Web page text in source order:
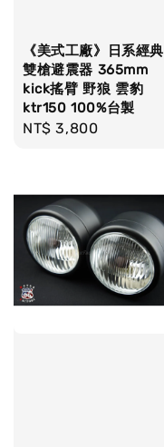
《美式工廠》日系經典
雙槍避震器 365mm
kick搖臂 野狼 雲豹
ktr150 100%台製
Regular
NT$ 3,800